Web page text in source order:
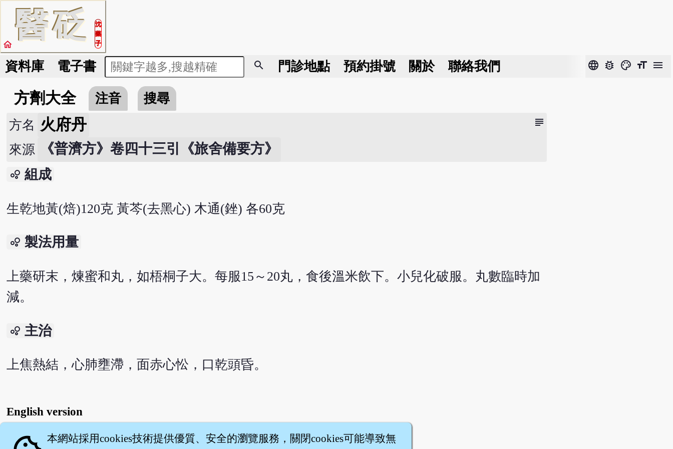
醫砭
沈
藥
子
home
資料庫 電子書 search 門診地點 預約掛號 關於 聯絡我們 language bug_report color_lens format_size menu
方劑大全 注音 搜尋
subject
方名 火府丹
來源 《普濟方》卷四十三引《旅舍備要方》
bubble_chart 組成
生乾地黃(焙)120克 黃芩(去黑心) 木通(銼) 各60克
bubble_chart 製法用量
上藥研末，煉蜜和丸，如梧桐子大。每服15～20丸，食後溫米飲下。小兒化破服。丸數臨時加
減。
bubble_chart 主治
上焦熱結，心肺壅滯，面赤心忪，口乾頭昏。
English version
本網站採用cookies技術提供優質、安全的瀏覽服務，關閉cookies可能導致無